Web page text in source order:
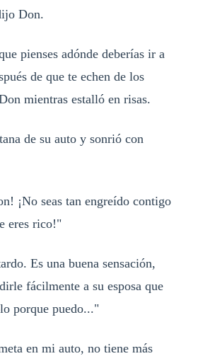
Don.
pienses adónde deberías ir a
de que te echen de los
mientras estalló en risas.
de su auto y sonrió con
¡No seas tan engreído contigo
eres rico!"
Es una buena sensación,
fácilmente a su esposa que
porque puedo..."
en mi auto, no tiene más